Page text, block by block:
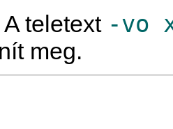
teletext -vo
meg.